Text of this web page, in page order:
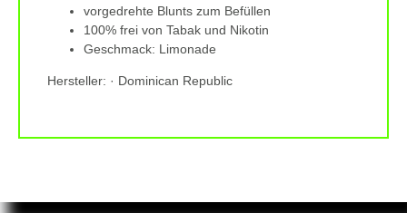
vorgedrehte Blunts zum Befüllen
100% frei von Tabak und Nikotin
Geschmack: Limonade
Hersteller: · Dominican Republic